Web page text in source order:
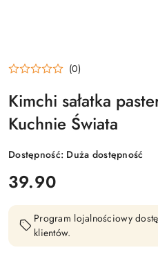
(0)
Kimchi sałatka
Kuchnie Świata
Dostępność: Duża dostępność
cena:
39.90
Program lojalnościowy
klientów.